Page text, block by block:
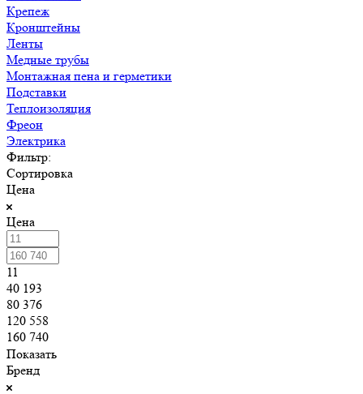
Крепеж
Кронштейны
Ленты
Медные трубы
Монтажная пена и герметики
Подставки
Теплоизоляция
Фреон
Электрика
Фильтр:
Сортировка
Цена
Цена
11
40 193
80 376
120 558
160 740
Показать
Бренд